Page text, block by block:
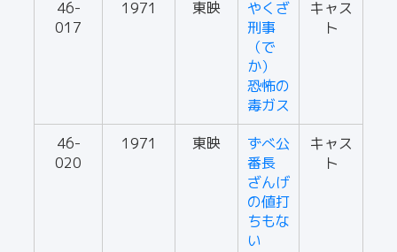
46-
017
1971 東映
やくざ
刑事
（で
か）
恐怖の
毒ガス
キャス
ト
46-
020
1971 東映
ずべ公
番長
ざんげ
の値打
ちもな
い
キャス
ト